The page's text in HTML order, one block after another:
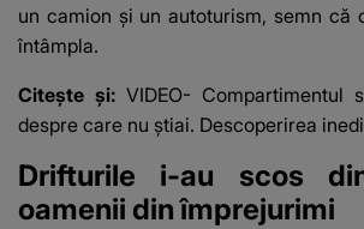
un camion și un autoturism, semn că
întâmpla.
Citește și:VIDEO- Compartimentul
despre care nu știai. Descoperirea
Drifturile i-au scos
oamenii din împrejurimi